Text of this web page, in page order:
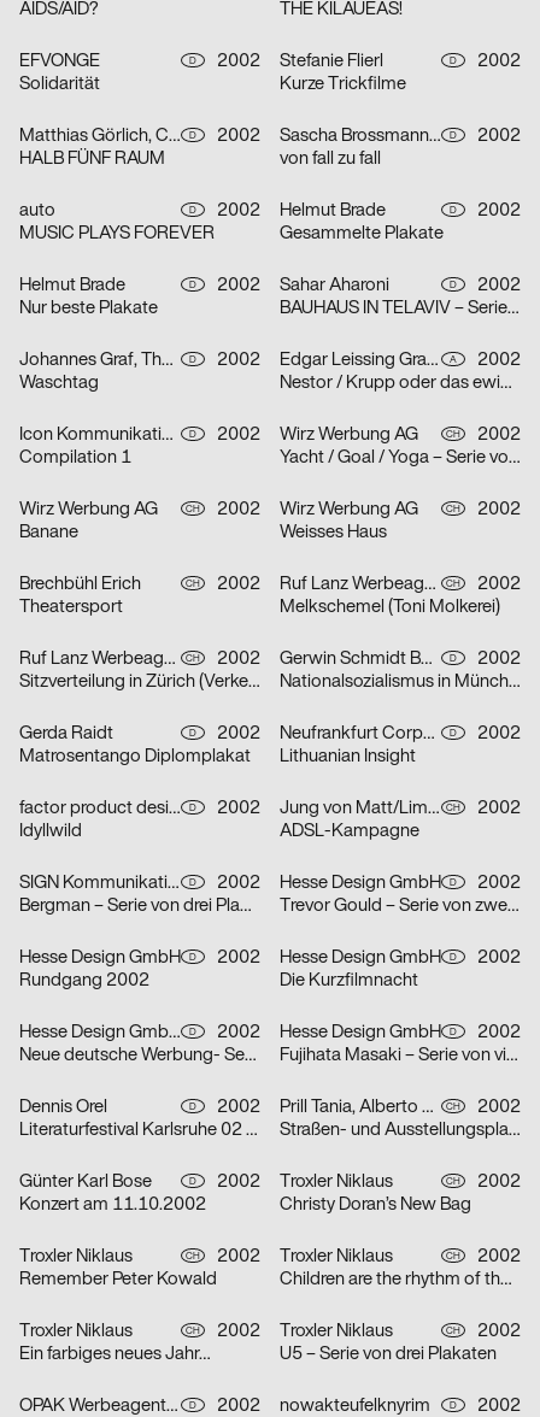
AIDS/AID?
THE KILAUEAS!
EFVONGE D
2002
Solidarität
Stefanie Flierl D
2002
Kurze Trickfilme
Matthias Görlich, Charalampos Lazos D
2002
HALB FÜNF RAUM
Sascha Brossmann, Heike Grebin, Nina Lehmann D
2002
von fall zu fall
auto D
2002
MUSIC PLAYS FOREVER
Helmut Brade D
2002
Gesammelte Plakate
Helmut Brade D
2002
Nur beste Plakate
Sahar Aharoni D
2002
BAUHAUS IN TELAVIV – Serie von drei Plakaten
Johannes Graf, Thorsten Lehmann D
2002
Waschtag
Edgar Leissing Grafik Design A
2002
Nestor / Krupp oder das ewige Leben / Hartes Herz – Serie von drei Plakaten
Icon Kommunikationsdesign D
2002
Compilation 1
Wirz Werbung AG CH
2002
Yacht / Goal / Yoga – Serie von drei Plakaten
Wirz Werbung AG CH
2002
Banane
Wirz Werbung AG CH
2002
Weisses Haus
Brechbühl Erich CH
2002
Theatersport
Ruf Lanz Werbeagentur AG CH
2002
Melkschemel (Toni Molkerei)
Ruf Lanz Werbeagentur AG CH
2002
Sitzverteilung in Zürich (Verkehrsbetriebe Zürich)
Gerwin Schmidt Büro für visuelle Gestaltung D
2002
Nationalsozialismus in München
Gerda Raidt D
2002
Matrosentango Diplomplakat
Neufrankfurt Corporate Design GmbH D
2002
Lithuanian Insight
factor product designagentur D
2002
Idyllwild
Jung von Matt/Limmat AG CH
2002
ADSL-Kampagne
SIGN Kommunikation GmbH D
2002
Bergman – Serie von drei Plakaten
Hesse Design GmbH D
2002
Trevor Gould – Serie von zwei Plakaten
Hesse Design GmbH D
2002
Rundgang 2002
Hesse Design GmbH D
2002
Die Kurzfilmnacht
Hesse Design GmbH, Arthur Marek, Guido Heffels, Christian Boros, nowakteufelknyrim D
2002
Neue deutsche Werbung- Serie von drei Plakaten
Hesse Design GmbH D
2002
Fujihata Masaki – Serie von vier Plakaten
Dennis Orel D
2002
Literaturfestival Karlsruhe 02 – Serie von drei Plakaten
Prill Tania, Alberto Vieceli CH
2002
Straßen- und Ausstellungsplakate: Stand der Dinge: Neustes Wohnen in Zürich – Serie von sechs Plakaten
Günter Karl Bose D
2002
Konzert am 11.10.2002
Troxler Niklaus CH
2002
Christy Doran’s New Bag
Troxler Niklaus CH
2002
Remember Peter Kowald
Troxler Niklaus CH
2002
Children are the rhythm of the world
Troxler Niklaus CH
2002
Ein farbiges neues Jahr…
Troxler Niklaus CH
2002
U5 – Serie von drei Plakaten
OPAK Werbeagentur D 2002 nowakteufelknyrim D 2002